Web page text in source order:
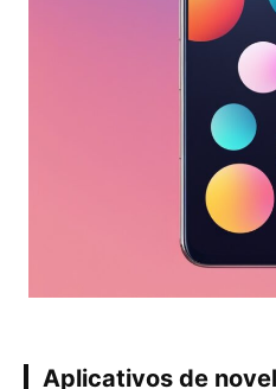
Aplicativos de